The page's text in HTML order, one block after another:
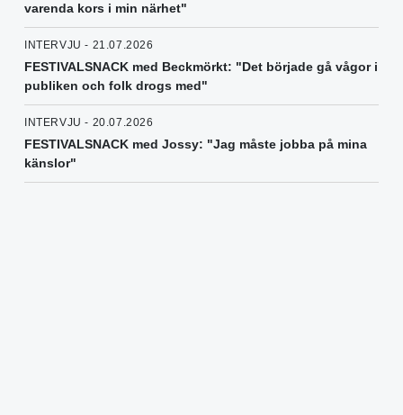
varenda kors i min närhet"
INTERVJU - 21.07.2026
FESTIVALSNACK med Beckmörkt: "Det började gå vågor i
publiken och folk drogs med"
INTERVJU - 20.07.2026
FESTIVALSNACK med Jossy: "Jag måste jobba på mina
känslor"